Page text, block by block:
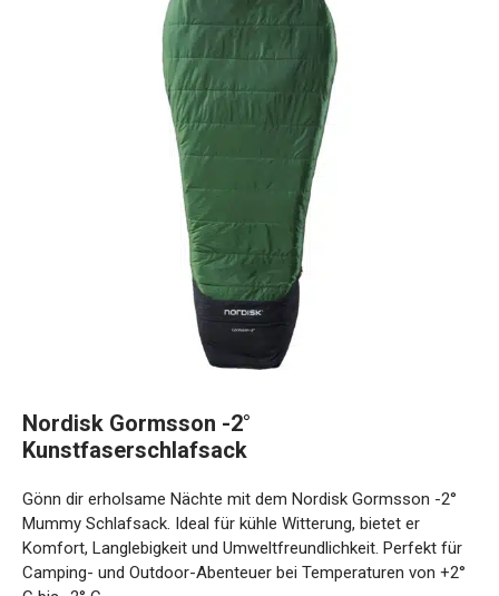
Kunstfaserschlafsack
Mummy Schlafsack. Ideal für kühle Witterung, bietet er
Komfort, Langlebigkeit und Umweltfreundlichkeit. Perfekt
für Camping- und Outdoor-Abenteuer bei Temperaturen
von +2° C bis -2° C.